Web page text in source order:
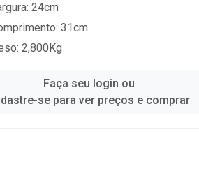
24cm
31cm
2,800Kg
Faça seu login ou
se para ver preços e comprar